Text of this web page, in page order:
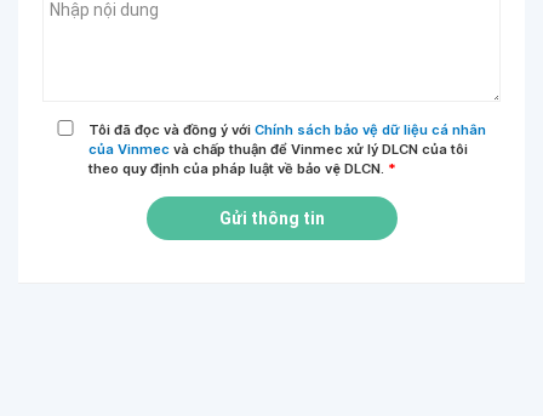
Tôi đã đọc và đồng ý với Chính sách bảo vệ dữ liệu cá nhân
của Vinmec và chấp thuận để Vinmec xử lý DLCN của tôi
theo quy định của pháp luật về bảo vệ DLCN. *
Gửi thông tin